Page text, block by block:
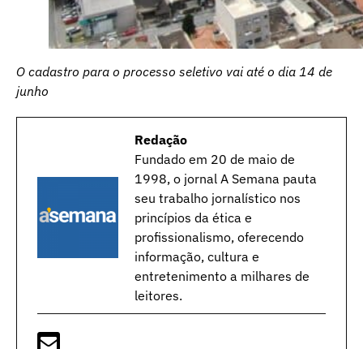
O cadastro para o processo seletivo vai até o dia 14 de
junho
Redação
Fundado em 20 de maio de
1998, o jornal A Semana pauta
seu trabalho jornalístico nos
princípios da ética e
profissionalismo, oferecendo
informação, cultura e
entretenimento a milhares de
leitores.